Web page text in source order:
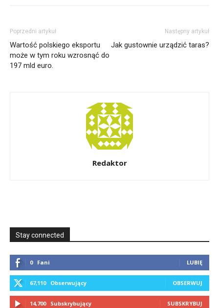
Poprzedni artykuł
Wartość polskiego eksportu
może w tym roku wzrosnąć do
197 mld euro.
Następny artykuł
Jak gustownie urządzić taras?
Redaktor
Stay connected
0 Fani LUBIĘ
67,110 Obserwujący OBSERWUJ
14,700 Subskrybujący SUBSKRYBUJ